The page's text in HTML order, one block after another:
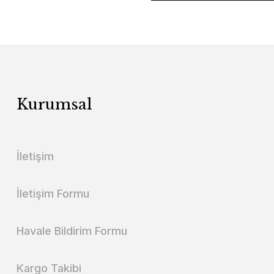
Kurumsal
İletişim
İletişim Formu
Havale Bildirim Formu
Kargo Takibi